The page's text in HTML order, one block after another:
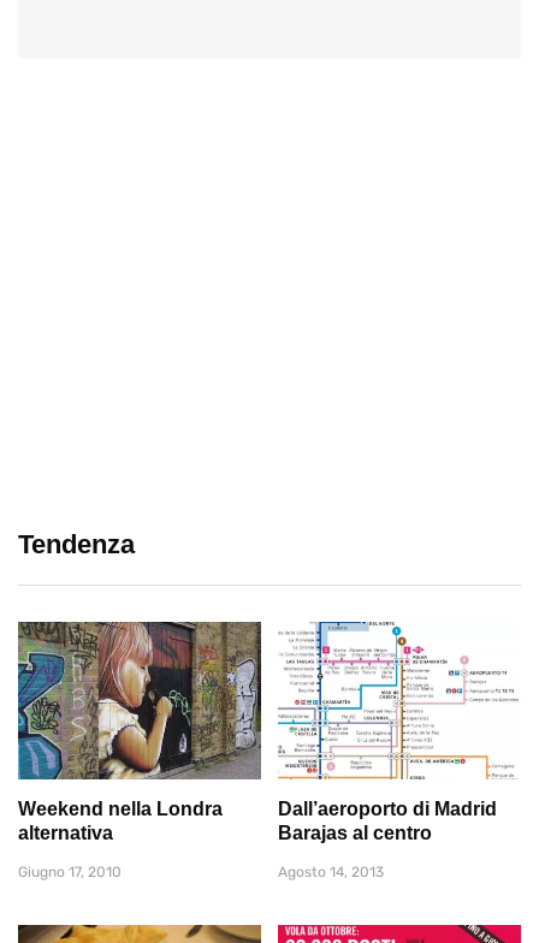
Tendenza
Weekend nella Londra
alternativa
Giugno 17, 2010
Dall’aeroporto di Madrid
Barajas al centro
Agosto 14, 2013